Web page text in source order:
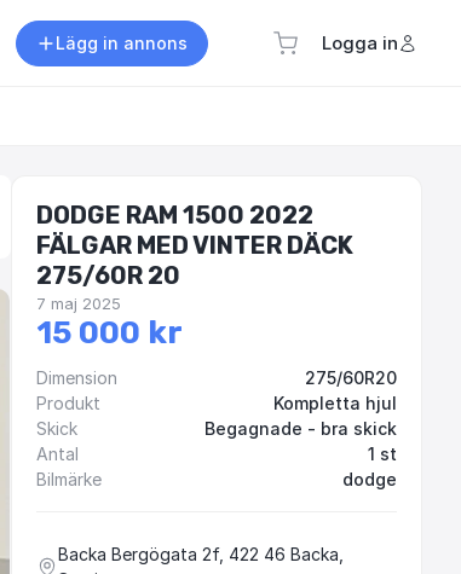
Lägg in annons Logga in
DODGE RAM 1500 2022
FÄLGAR MED VINTER DÄCK
275/60R 20
7 maj 2025
15 000 kr
Dimension
275/60R20
Produkt
Kompletta hjul
Skick
Begagnade - bra skick
Antal
1 st
Bilmärke
dodge
Backa Bergögata 2f, 422 46 Backa,